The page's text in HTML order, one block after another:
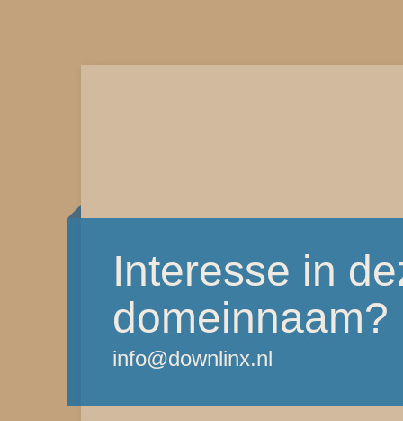
Interesse in
domeinnaam?
info@downlinx.nl